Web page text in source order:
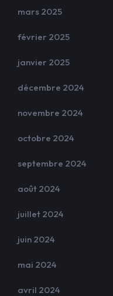
mars 2025
février 2025
janvier 2025
décembre 2024
novembre 2024
octobre 2024
septembre 2024
août 2024
juillet 2024
juin 2024
mai 2024
avril 2024